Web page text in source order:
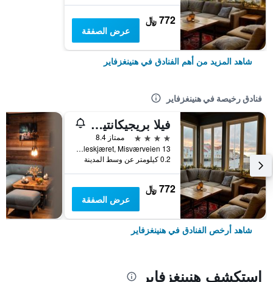
772 ﷼
عرض الصفقة
شاهد المزيد من أهم الفنادق في هنينغزفاير
فنادق رخيصة في هنينغزفاير
فيلا بريجيكانتين - باي كلاسيك نورواي هوتلز
4 نجوم
ممتاز 8.4
Hjelleskjæret, Misværveien 13, هنينغزفاير, مقاطعة نوردلاند, النرويج
0.2 كيلومتر عن وسط المدينة
772 ﷼
عرض الصفقة
شاهد أرخص الفنادق في هنينغزفاير
استكشف هنينغزفاير